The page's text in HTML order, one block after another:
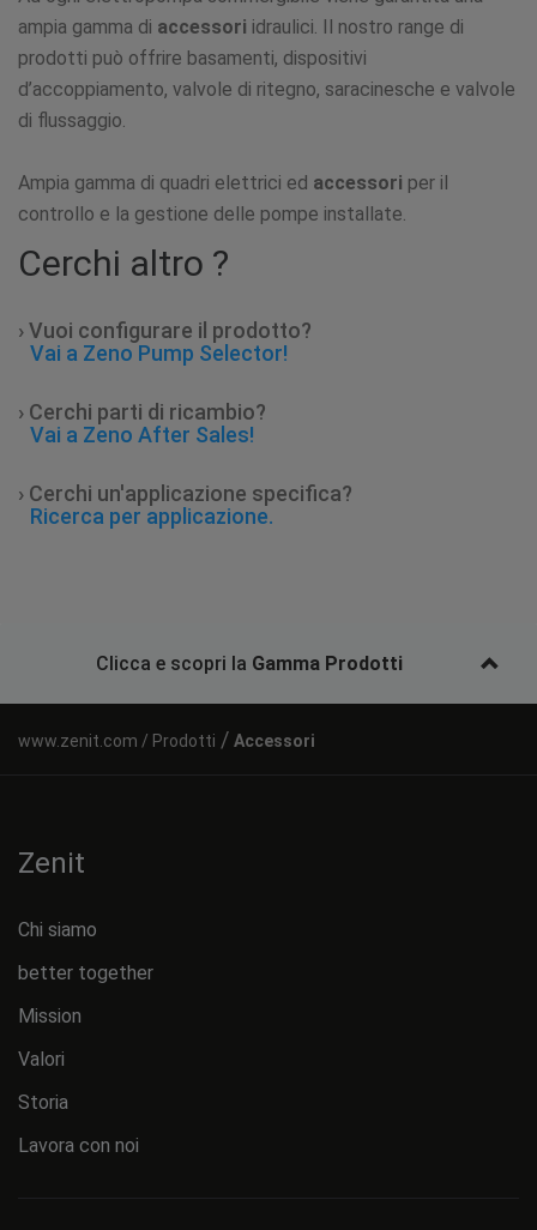
ampia gamma di accessori idraulici. Il nostro range di
prodotti può offrire basamenti, dispositivi
d’accoppiamento, valvole di ritegno, saracinesche e valvole
di flussaggio.
Ampia gamma di quadri elettrici ed accessori per il
controllo e la gestione delle pompe installate.
Cerchi altro ?
› Vuoi configurare il prodotto?
Vai a Zeno Pump Selector!
› Cerchi parti di ricambio?
Vai a Zeno After Sales!
› Cerchi un'applicazione specifica?
Ricerca per applicazione.
Clicca e scopri la Gamma Prodotti
Prodotti / Accessori
Zenit
Chi siamo
better together
Mission
Valori
Storia
Lavora con noi